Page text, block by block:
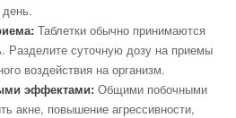
Таблетки обычно принимаются
Разделите суточную дозу на приемы
воздействия на организм.
эффектами: Общими побочными
акне, повышение агрессивности,